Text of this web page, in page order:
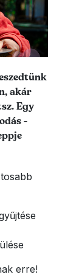
akár
Egy
-
erre!